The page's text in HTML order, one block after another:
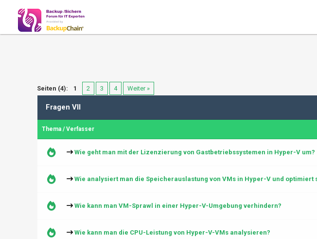
Seiten (4): 1 2 3 4 Weiter »
Fragen VII
Thema/Verfasser
Wie geht man mit der Lizenzierung von Gastbetriebssystemen in Hyper-V um?
Wie analysiert man die Speicherauslastung von VMs in Hyper-V und optimiert
Wie kann man VM-Sprawl in einer Hyper-V-Umgebung verhindern?
Wie kann man die CPU-Leistung von Hyper-V-VMs analysieren?